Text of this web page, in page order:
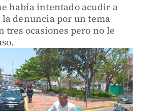
había intentado acudir a
denuncia por un tema
tres ocasiones pero no le